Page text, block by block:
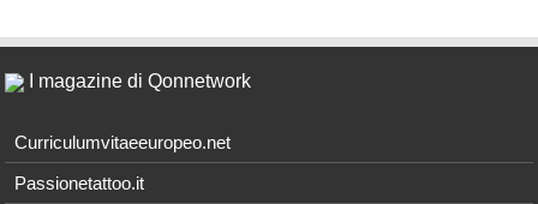
I magazine di Qonnetwork
Curriculumvitaeeuropeo.net
Passionetattoo.it